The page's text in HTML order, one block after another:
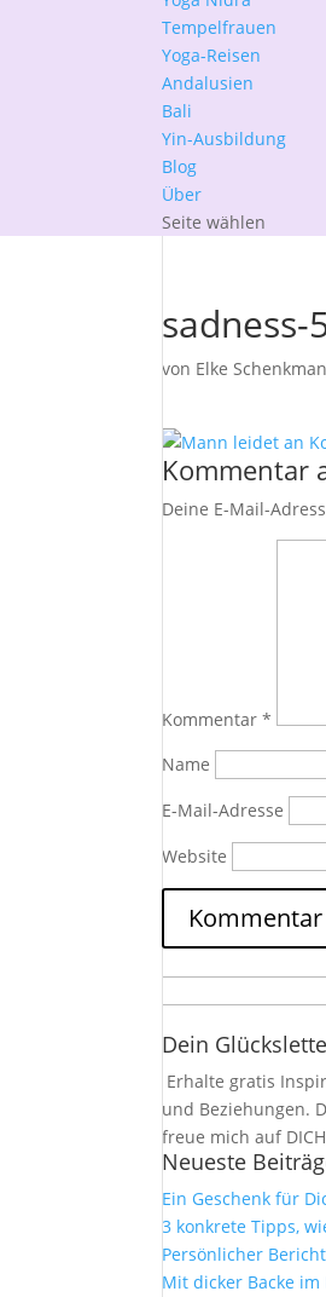
Tempelfrauen
Yoga-Reisen
Andalusien
Bali
Yin-Ausbildung
Blog
Über
Seite wählen
sadness-
von Elke
Kommentar
Deine E-Mail-
Kommentar*
Name
E-Mail-Adresse
Website
Dein
Erhalte gratis
und Beziehungen.
freue mich auf
Neueste
Ein Geschenk für
3 konkrete Tipps,
Persönlicher
Mit dicker Backe